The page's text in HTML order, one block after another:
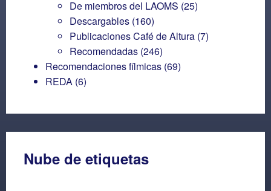
De miembros del LAOMS (25)
Descargables (160)
Publicaciones Café de Altura (7)
Recomendadas (246)
Recomendaciones fílmicas (69)
REDA (6)
Nube de etiquetas